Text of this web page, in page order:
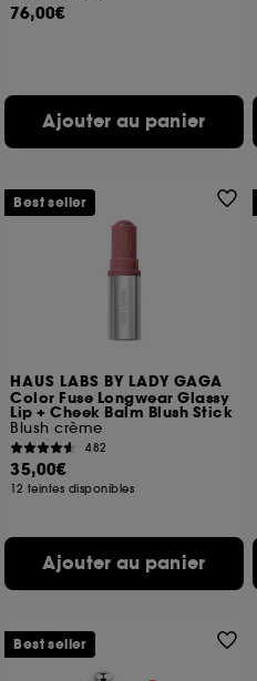
76,00€
Ajouter au panier
HAUS LABS BY LADY GAGA
Color Fuse Longwear Glassy
Lip + Cheek Balm Blush Stick
Blush crème
482
35,00€
12 teintes disponibles
Ajouter au panier
Best seller
Best seller